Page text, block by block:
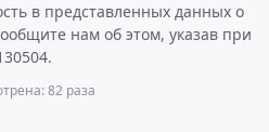
в представленных данных о
нам об этом, указав при
82 раза